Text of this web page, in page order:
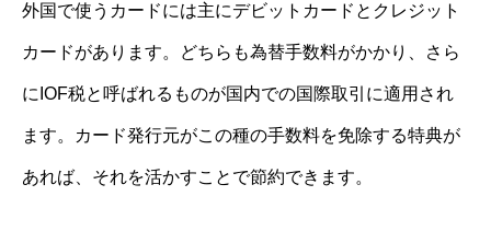
外国で使うカードには主にデビットカードとクレジット
カードがあります。どちらも為替手数料がかかり、さら
にIOF税と呼ばれるものが国内での国際取引に適用され
ます。カード発行元がこの種の手数料を免除する特典が
あれば、それを活かすことで節約できます。